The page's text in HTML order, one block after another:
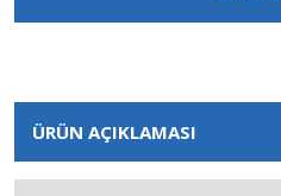
ÜRÜN AÇIKLAMASI